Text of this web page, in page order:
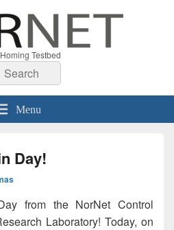
Testbed
Search
Menu
Day!
from the NorNet Control
Laboratory! Today, on